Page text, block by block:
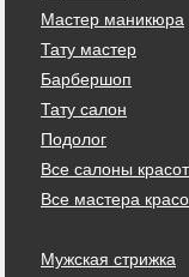
Мастер маникюра
Тату мастер
Барбершоп
Тату салон
Подолог
Все салоны
Все мастера
Мужская стрижка